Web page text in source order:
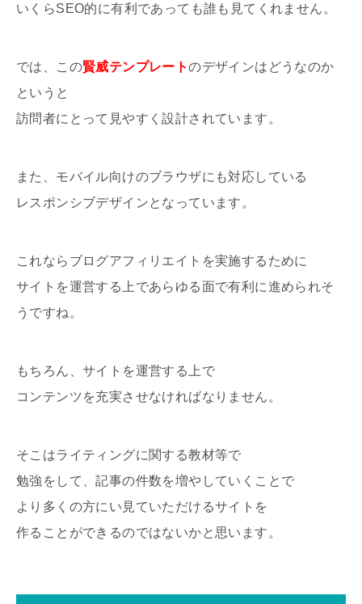
いくらSEO的に有利であっても誰も見てくれません。
では、この賢威テンプレートのデザインはどうなのか
というと
訪問者にとって見やすく設計されています。
また、モバイル向けのブラウザにも対応している
レスポンシブデザインとなっています。
これならブログアフィリエイトを実施するために
サイトを運営する上であらゆる面で有利に進められそ
うですね。
もちろん、サイトを運営する上で
コンテンツを充実させなければなりません。
そこはライティングに関する教材等で
勉強をして、記事の件数を増やしていくことで
より多くの方にい見ていただけるサイトを
作ることができるのではないかと思います。